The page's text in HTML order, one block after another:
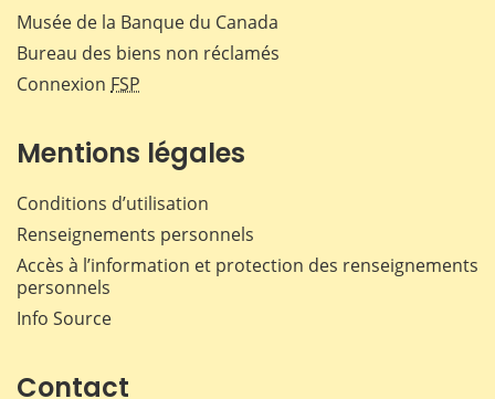
Musée de la Banque du Canada
Bureau des biens non réclamés
Connexion FSP
Mentions légales
Conditions d’utilisation
Renseignements personnels
Accès à l’information et protection des renseignements
personnels
Info Source
Contact